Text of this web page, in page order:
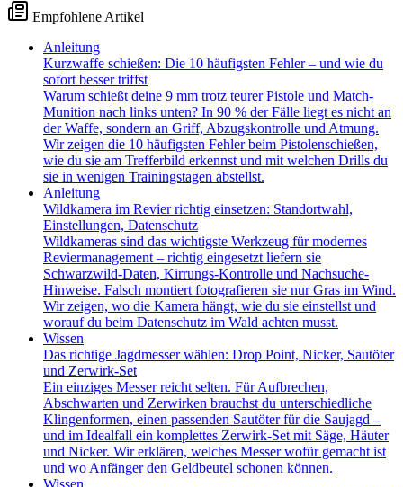
Empfohlene Artikel
Anleitung
Kurzwaffe schießen: Die 10 häufigsten Fehler – und wie du
sofort besser triffst
Warum schießt deine 9 mm trotz teurer Pistole und Match-
Munition nach links unten? In 90 % der Fälle liegt es nicht an
der Waffe, sondern an Griff, Abzugskontrolle und Atmung.
Wir zeigen die 10 häufigsten Fehler beim Pistolenschießen,
wie du sie am Trefferbild erkennst und mit welchen Drills du
sie in wenigen Trainingstagen abstellst.
Anleitung
Wildkamera im Revier richtig einsetzen: Standortwahl,
Einstellungen, Datenschutz
Wildkameras sind das wichtigste Werkzeug für modernes
Reviermanagement – richtig eingesetzt liefern sie
Schwarzwild-Daten, Kirrungs-Kontrolle und Nachsuche-
Hinweise. Falsch montiert fotografieren sie nur Gras im Wind.
Wir zeigen, wo die Kamera hängt, wie du sie einstellst und
worauf du beim Datenschutz im Wald achten musst.
Wissen
Das richtige Jagdmesser wählen: Drop Point, Nicker, Sautöter
und Zerwirk-Set
Ein einziges Messer reicht selten. Für Aufbrechen,
Abschwarten und Zerwirken brauchst du unterschiedliche
Klingenformen, einen passenden Sautöter für die Saujagd –
und im Idealfall ein komplettes Zerwirk-Set mit Säge, Häuter
und Nicker. Wir erklären, welches Messer wofür gemacht ist
und wo Anfänger den Geldbeutel schonen können.